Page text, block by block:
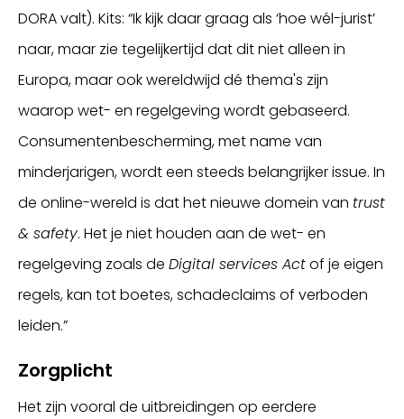
DORA valt). Kits: “Ik kijk daar graag als ‘hoe wél-jurist’
naar, maar zie tegelijkertijd dat dit niet alleen in
Europa, maar ook wereldwijd dé thema's zijn
waarop wet- en regelgeving wordt gebaseerd.
Consumentenbescherming, met name van
minderjarigen, wordt een steeds belangrijker issue. In
de online-wereld is dat het nieuwe domein van trust
& safety. Het je niet houden aan de wet- en
regelgeving zoals de Digital services Actof je eigen
regels, kan tot boetes, schadeclaims of verboden
leiden.”
Zorgplicht
Het zijn vooral de uitbreidingen op eerdere